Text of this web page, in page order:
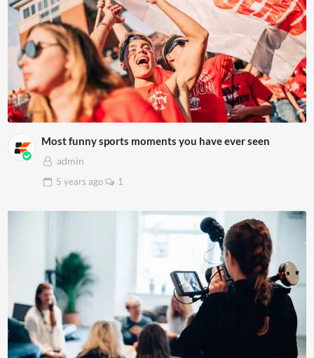
Most funny sports moments you have ever seen
admin
5 years ago 1